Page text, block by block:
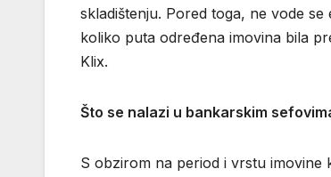
skladištenju. Pored toga, ne vode
koliko puta određena imovina bila
Klix.
Što se nalazi u bankarskim
S obzirom na period i vrstu imovine